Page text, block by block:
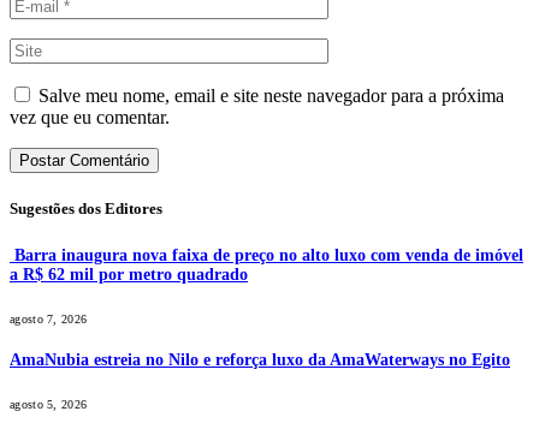
Salve meu nome, email e site neste navegador para a próxima
vez que eu comentar.
Sugestões dos Editores
Barra inaugura nova faixa de preço no alto luxo com venda de imóvel
a R$ 62 mil por metro quadrado
agosto 7, 2026
AmaNubia estreia no Nilo e reforça luxo da AmaWaterways no Egito
agosto 5, 2026